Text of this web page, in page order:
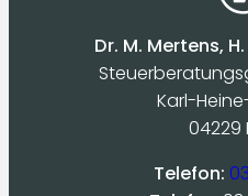
Dr. M. Mertens,
Karl-
04229
Telefon: